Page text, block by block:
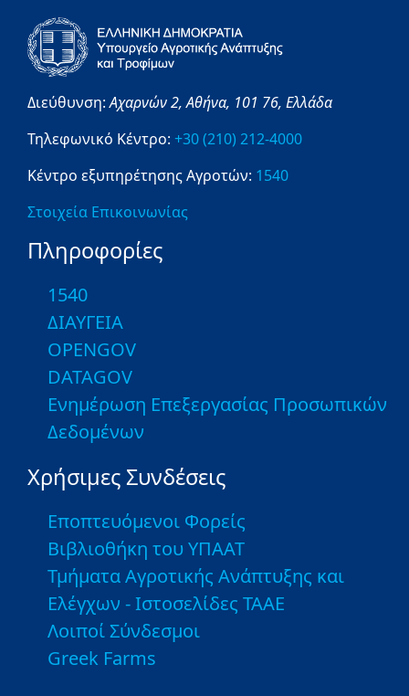
Διεύθυνση:Αχαρνών 2,Αθήνα, 101 76, Ελλάδα
Τηλεφωνικό Κέντρο: +30 (210) 212-4000
Κέντρο εξυπηρέτησης Αγροτών: 1540
Στοιχεία Επικοινωνίας
Πληροφορίες
1540
ΔΙΑΥΓΕΙΑ
OPENGOV
DATAGOV
Ενημέρωση Επεξεργασίας Προσωπικών
Δεδομένων
Χρήσιμες Συνδέσεις
Εποπτευόμενοι Φορείς
Βιβλιοθήκη του ΥΠΑΑΤ
Τμήματα Αγροτικής Ανάπτυξης και
Ελέγχων - Ιστοσελίδες ΤΑΑΕ
Λοιποί Σύνδεσμοι
Greek Farms